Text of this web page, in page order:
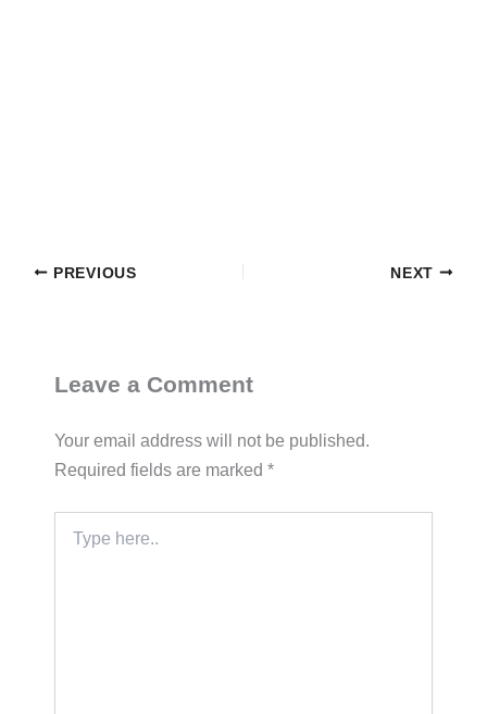
PREVIOUS NEXT
Leave a Comment
Your email address will not be published.
Required fields are marked *
here..